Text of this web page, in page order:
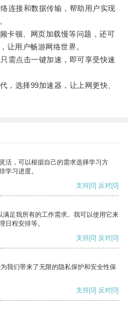
接和数据传输，帮助用户实现
顿、网页加载慢等问题，还可
让用户畅游网络世界。
点击一键加速，即可享受快速
选择99加速器，让上网更快、
活，可以根据自己的需求选择学习方
学习进度。
支持[0] 反对[0]
足我所有的工作需求。我可以使用它来
日程安排等。
支持[0] 反对[0]
我们带来了无限的隐私保护和安全性保
支持[0] 反对[0]